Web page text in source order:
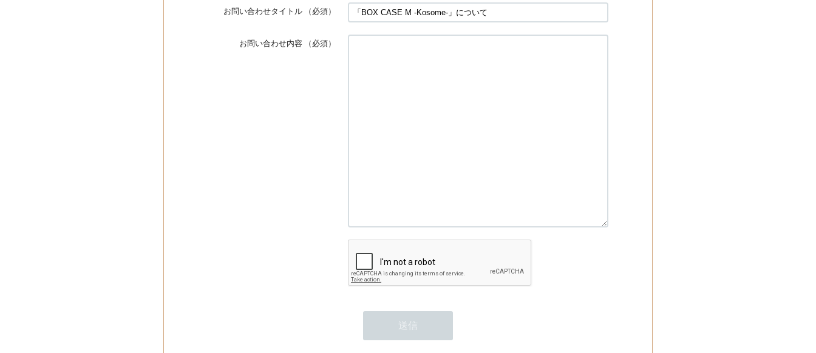
お問い合わせタイトル （必須）
お問い合わせ内容 （必須）